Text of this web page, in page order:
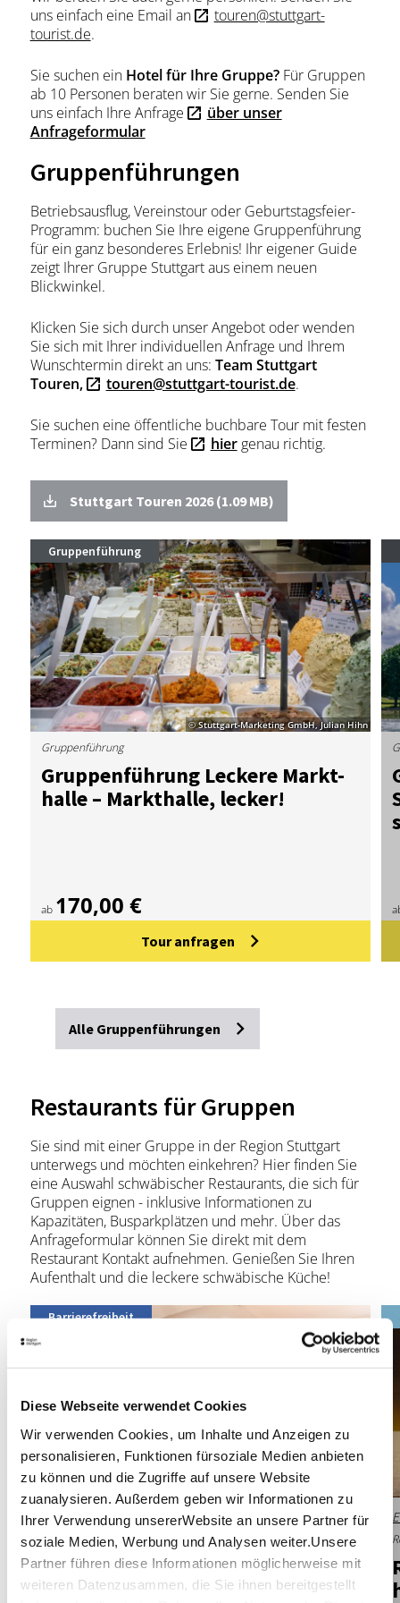
Diese Webseite verwendet Cookies
Wir verwenden Cookies, um Inhalte und Anzeigen zu
personalisieren, Funktionen fürsoziale Medien anbieten
zu können und die Zugriffe auf unsere Website
zuanalysieren. Außerdem geben wir Informationen zu
Ihrer Verwendung unsererWebsite an unsere Partner für
soziale Medien, Werbung und Analysen weiter.Unsere
Partner führen diese Informationen möglicherweise mit
weiteren Datenzusammen, die Sie ihnen bereitgestellt
uns einfach eine Email an
touren@stuttgart-
tourist.de.
Sie suchen einHotel für Ihre Gruppe? Für Gruppen
ab 10 Personen beraten wir Sie gerne. Senden Sie
uns einfach Ihre Anfrage
über unser
Anfrageformular
Gruppenführungen
Betriebsausflug, Vereinstour oder Geburtstagsfeier-
Programm: buchen Sie Ihre eigene Gruppenführung
für ein ganz besonderes Erlebnis! Ihr eigener Guide
zeigt Ihrer Gruppe Stuttgart aus einem neuen
Blickwinkel.
Klicken Sie sich durch unser Angebot oder wenden
Sie sich mit Ihrer individuellen Anfrage und Ihrem
Wunschtermin direkt an uns: Team Stuttgart
Touren,
touren@stuttgart-tourist.de.
Sie suchen eine öffentliche buchbare Tour mit festen
Terminen? Dann sind Sie
hiergenau richtig.
Stuttgart Touren 2026 (1.09 MB)
© Stuttgart-Marketing GmbH, Julian Hihn
Gruppenführung
Grup­pen­füh­rung Le­cke­re Markt­
hal­le – Markt­hal­le, le­cker!
Gruppenführung
ab 170,00 €
Tour anfragen
Alle Gruppenführungen
Restaurants für Gruppen
Sie sind mit einer Gruppe in der Region Stuttgart
unterwegs und möchten einkehren? Hier finden Sie
eine Auswahl schwäbischer Restaurants, die sich für
Gruppen eignen - inklusive Informationen zu
Kapazitäten, Busparkplätzen und mehr. Über das
Anfrageformular können Sie direkt mit dem
Restaurant Kontakt aufnehmen. Genießen Sie Ihren
Aufenthalt und die leckere schwäbische Küche!
Barrierefreiheit
Entfernung anzeigen Stuttgart
AMA­DE­US I Re­stau­rant & Bar
Restaurant, schwäbisch Geöffnet von 12:00 bis 00:00 Uhr